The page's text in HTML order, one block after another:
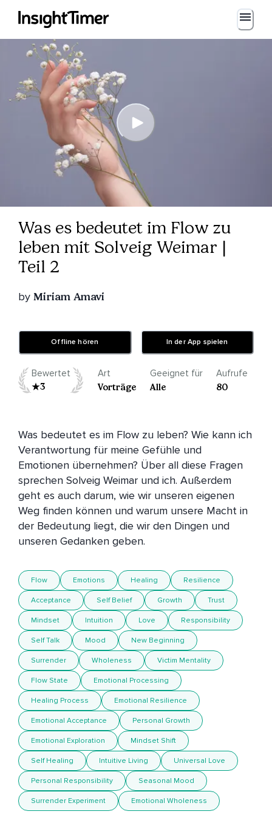
Was es bedeutet im Flow zu
leben mit Solveig Weimar |
Teil 2
by Miriam Amavi
Offline hören In der App spielen
Bewertet
3
Art
Vorträge
Geeignet für
Alle
Aufrufe
80
Was bedeutet es im Flow zu leben? Wie kann ich
Verantwortung für meine Gefühle und
Emotionen übernehmen? Über all diese Fragen
sprechen Solveig Weimar und ich. Außerdem
geht es auch darum, wie wir unseren eigenen
Weg finden können und warum unsere Macht in
der Bedeutung liegt, die wir den Dingen und
unseren Gedanken geben.
Flow Emotions Healing Resilience
Acceptance Self Belief Growth Trust
Mindset Intuition Love Responsibility
Self Talk Mood New Beginning
Surrender Wholeness Victim Mentality
Flow State Emotional Processing
Healing Process Emotional Resilience
Emotional Acceptance Personal Growth
Emotional Exploration Mindset Shift
Self Healing Intuitive Living Universal Love
Personal Responsibility Seasonal Mood
Surrender Experiment Emotional Wholeness